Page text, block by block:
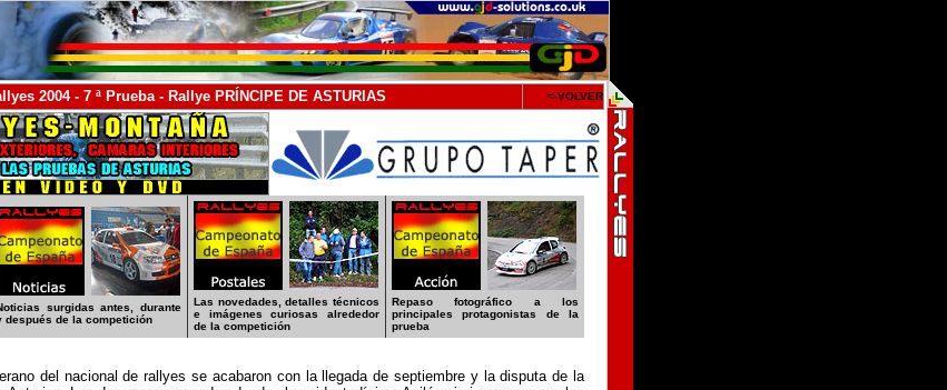
2004 - 7 ª Prueba - Rallye PRÍNCIPE DE ASTURIAS <-VOLVER
surgidas antes, durante
después de la competición
Las novedades, detalles técnicos
e imágenes curiosas alrededor
de la competición
Repaso fotográfico a los
principales protagonistas de la
prueba
del nacional de rallyes se acabaron con la llegada de septiembre y la disputa de la